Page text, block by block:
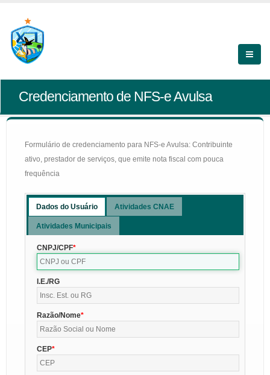
Credenciamento de NFS-e Avulsa
Formulário de credenciamento para NFS-e Avulsa: Contribuinte
ativo, prestador de serviços, que emite nota fiscal com pouca
frequência
Dados do Usuário Atividades CNAE
Atividades Municipais
CNPJ/CPF
I.E./RG
Razão/Nome
CEP